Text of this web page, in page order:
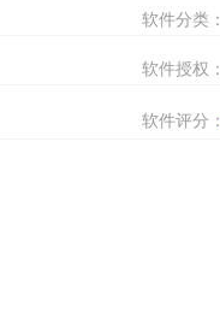
软件分类：
软件授权：
软件评分：